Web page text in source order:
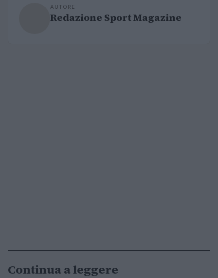
AUTORE
Redazione Sport Magazine
Continua a leggere